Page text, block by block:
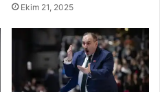
Ekim 21, 2025